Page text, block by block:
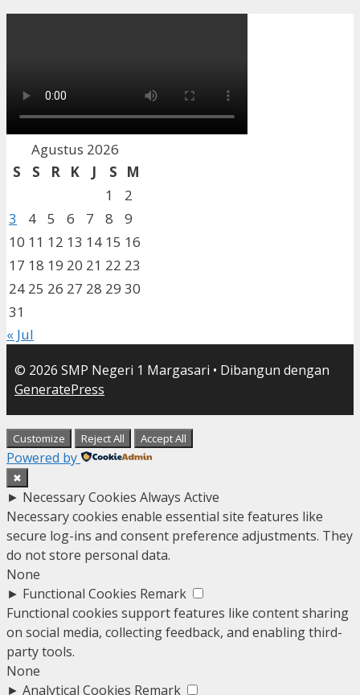
Agustus 2026
S
S R K J S
M
1
2
3
4 5 6 7 8
9
10 11 12 13 14 15 16
17 18 19 20 21 22 23
24 25 26 27 28 29 30
31
« Jul
© 2026 SMP Negeri 1 Margasari • Dibangun dengan
GeneratePress
Customize Reject All Accept All
Powered by
✖
► Necessary Cookies Always Active
Necessary cookies enable essential site features like
secure log-ins and consent preference adjustments. They
do not store personal data.
None
► Functional Cookies Remark
Functional cookies support features like content sharing
on social media, collecting feedback, and enabling third-
party tools.
None
► Analytical Cookies Remark